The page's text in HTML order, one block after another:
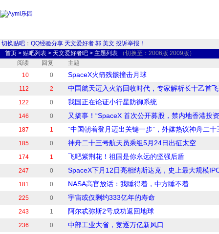
切换贴吧 ： QQ经验分享 天文爱好者 郭 美文 投诉举报！
首页 > 贴吧列表 > 天文爱好者吧 > 主题列表 （切换至： 2006版 2009版 ）
阅读
回复
主题
10
0 SpaceX火箭残骸撞击月球
112 2 中国航天迈入火箭回收时代，专家解析长十乙首
122 0 我国正在论证小行星防御系统
146 0 又搞事！“SpaceX 首次公开募股，禁内地香港投
187 1 “中国朝着登月迈出关键一步”，外媒热议神舟二
185 0 神舟二十三号航天员乘组5月24日出征太空
174 1 飞吧紫荆花！祖国是你永远的坚强后盾
247 0 SpaceX下月12日亮相纳斯达克，史上最大规模
181 0 NASA高官放话：我睡得着，中方睡不着
225 0 宇宙或仅剩约333亿年的寿命
243 1 阿尔忒弥斯2号成功返回地球
236 0 中部工业大省，竞逐万亿新风口